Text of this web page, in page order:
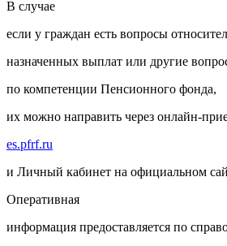
В случае
если у граждан есть вопросы
назначенных выплат или другие
по компетенции Пенсионного фонда,
их можно направить через онлайн-
es.pfrf.ru
и Личный кабинет на официальном
Оперативная
информация предоставляется по